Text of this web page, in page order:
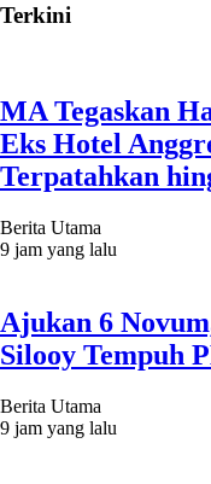
Terkini
MA Tegaskan
Eks Hotel
Terpatahkan
Berita Utama
9 jam yang lalu
Ajukan 6
Silooy Tempuh
Berita Utama
9 jam yang lalu